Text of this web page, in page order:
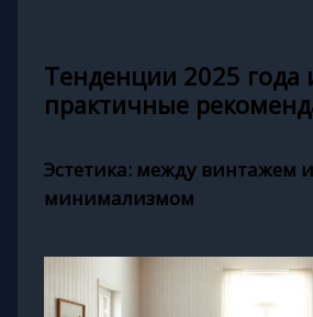
Тенденции 2025 года
практичные
Эстетика: между винтажем
минимализмом